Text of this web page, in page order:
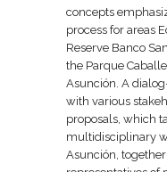
concepts
process for areas
Reserve Banco
the Parque
Asunción. A
with various
proposals, which
multidisciplinary
Asunción,